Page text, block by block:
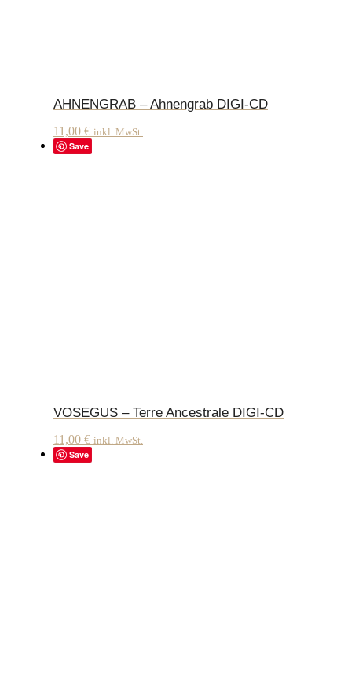
AHNENGRAB – Ahnengrab DIGI-CD
11,00 € inkl. MwSt.
Save
VOSEGUS – Terre Ancestrale DIGI-CD
11,00 € inkl. MwSt.
Save